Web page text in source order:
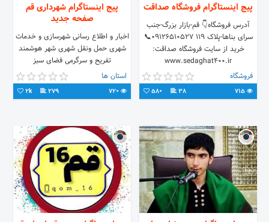
پیج اینستاگرام فروشگاه صداقت
آدرس فروشگاه👇 قم-بازار بزرگ-جنب
سرای بناها-پلاک 119 09126510527📞
خرید از سایت فروشگاه صداقت:
www.sedaghat400.ir
فروشگاه
38
580
پیج اینستاگرام شهرداری قم
صفحه جدید
اخبار و اطلاع رسانی شهرسازی و خدمات
شهری حمل ونقل شهری شهر هوشمند
تفریح و سرگرمی فضای سبز
استان ها
279
2k